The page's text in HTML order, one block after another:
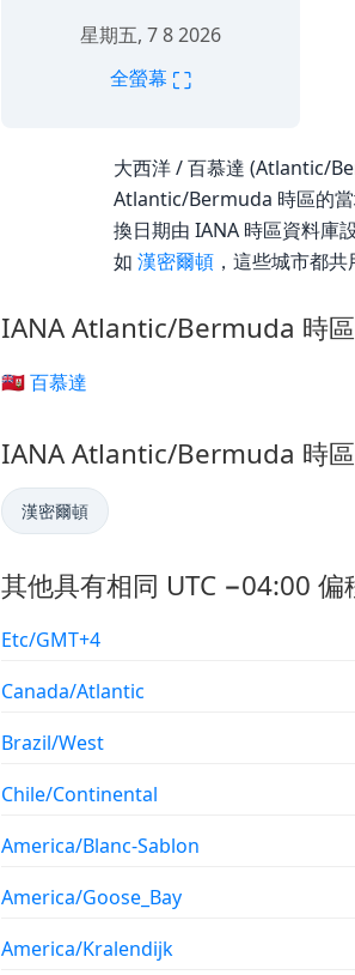
星期五, 7 8 2026
全螢幕 ⛶
大西洋 / 百慕達 (Atlantic/
Atlantic/Bermuda 時區的當
換日期由 IANA 時區資料庫
如 漢密爾頓 ，這些城市都
IANA Atlantic/Bermuda 時
🇧🇲 百慕達
IANA Atlantic/Bermuda 時
漢密爾頓
其他具有相同 UTC −04:00 偏
Etc/GMT+4
Canada/Atlantic
Brazil/West
Chile/Continental
America/Blanc-Sablon
America/Goose_Bay
America/Kralendijk